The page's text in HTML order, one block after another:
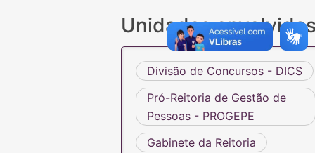
Unidades
Divisão de Concursos - DICS
Pró-Reitoria de Gestão de
Pessoas - PROGEPE
Gabinete da Reitoria